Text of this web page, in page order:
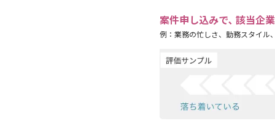
案件申し込みで､ 該当企
例：業務の忙しさ、勤務スタイル